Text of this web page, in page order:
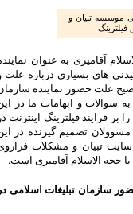
موسسه تبیان و
فیلترینگ
آقامیری به عنوان
های بسیاری درباره علت
علت حضور نماینده
سوالات و ابهامات ما در
فرایند فیلترینگ اینترنت
تصمیم گیرنده در
سایت تبیان و مشکلات
حجه الاسلام آقامیری است.
سازمان تبلیغات اسلامی